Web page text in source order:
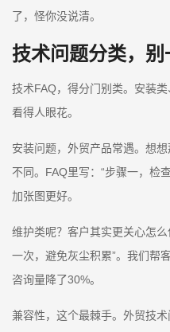
了，怪你没说清。
技术问题分类，
技术FAQ，得分门别类。安装
看得人眼花。
安装问题，外贸产品常遇。想
不同。FAQ里写：“步骤一，检
加张图更好。
维护类呢？客户其实更关心怎
一次，避免灰尘积累”。我们帮
咨询量降了30%。
兼容性，这个最棘手。外贸技